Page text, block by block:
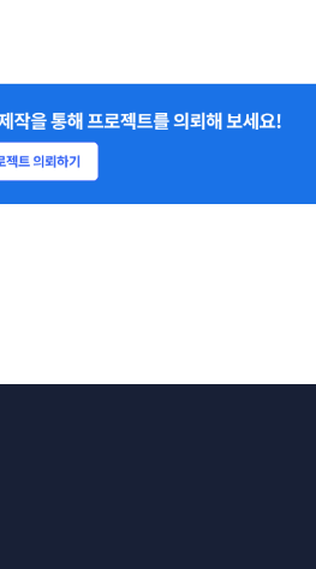
4
파일 전달 후, 이상이